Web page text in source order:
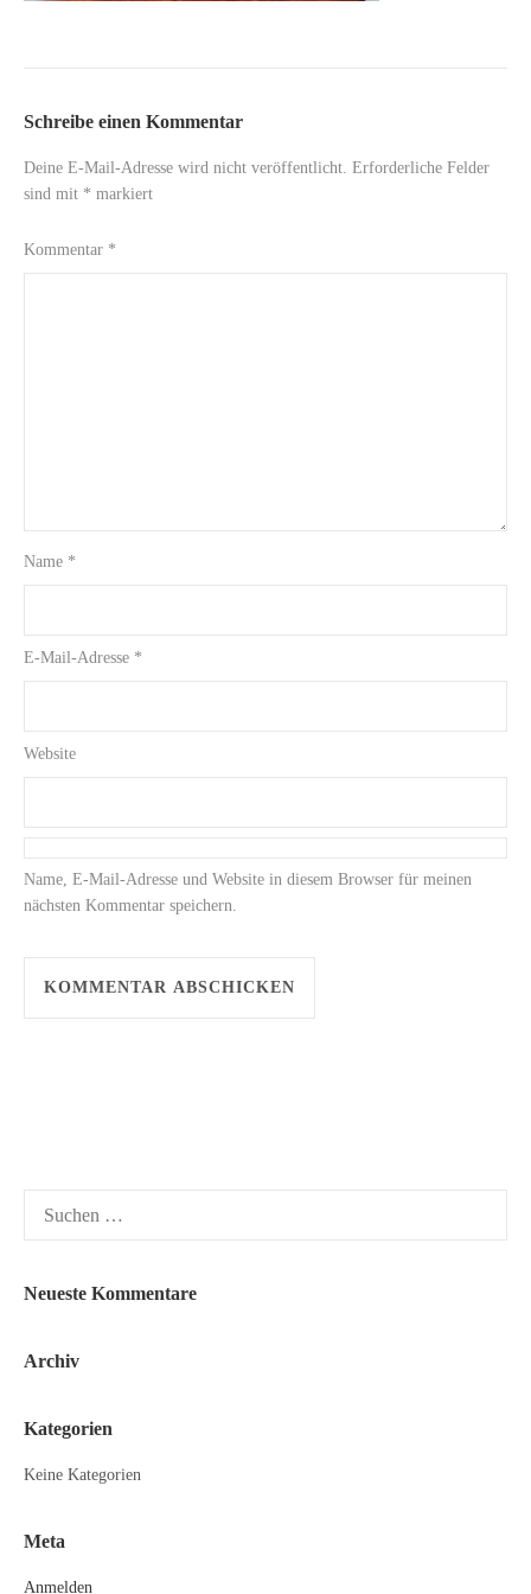
Schreibe einen Kommentar
Deine E-Mail-Adresse wird nicht veröffentlicht. Erforderliche Felder
sind mit * markiert
Kommentar *
Name *
E-Mail-Adresse *
Website
Name, E-Mail-Adresse und Website in diesem Browser für meinen
nächsten Kommentar speichern.
nach:
Neueste Kommentare
Archiv
Kategorien
Keine Kategorien
Meta
Anmelden